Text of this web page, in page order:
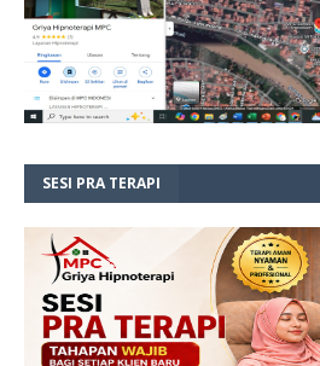
SESI PRA TERAPI